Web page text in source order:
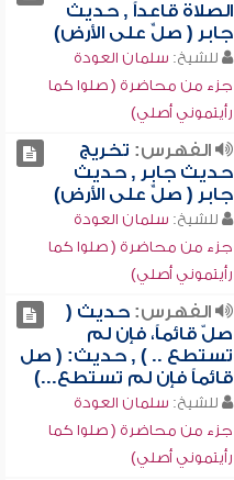
الصلاة قاعداً , حديث
جابر ( صلِّ على الأرض)
للشيخ: سلمان العودة
جزء من محاضرة ( صلوا كما
رأيتموني أصلي)
الفهرس: تخريج
حديث جابر , حديث
جابر ( صلِّ على الأرض)
للشيخ: سلمان العودة
جزء من محاضرة ( صلوا كما
رأيتموني أصلي)
الفهرس:حديث (
صلّ قائماً، فإن لم
تستطع .. ) , حديث: ( صل
قائماً فإن لم تستطع...)
للشيخ: سلمان العودة
جزء من محاضرة ( صلوا كما
رأيتموني أصلي)